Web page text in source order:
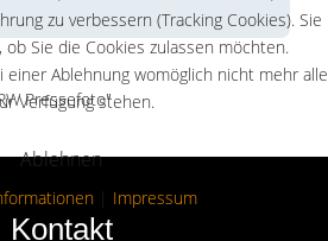
Pressefoto"
Kontakt
zu verbessern (Tracking Cookies). Sie
Sie die Cookies zulassen möchten.
Ablehnung womöglich nicht mehr alle
Verfügung stehen.
Ablehnen
Impressum